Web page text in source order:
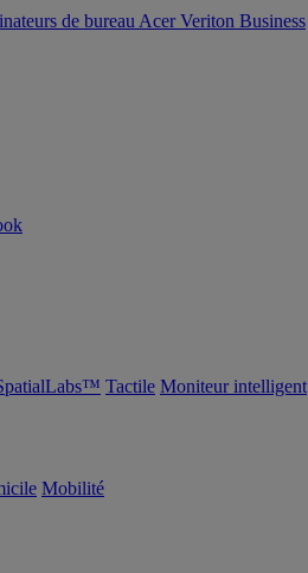
de bureau Acer Veriton Business
Tactile Moniteur intelligent
Mobilité